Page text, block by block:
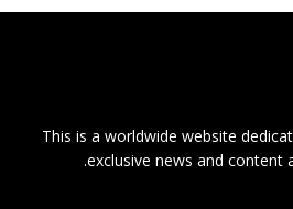
This is a worldwide website
exclusive news and content